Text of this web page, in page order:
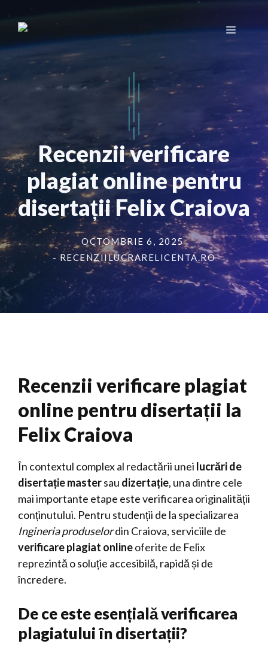
conținut
Meniu
Recenzii verificare
plagiat online pentru
disertații Felix Craiova
OCTOMBRIE 6, 2025
- RECENZIILUCRARELICENTA.RO
Recenzii verificare plagiat
online pentru disertații la
Felix Craiova
În contextul complex al redactării unei lucrări de
disertație mastersau dizertație, una dintre cele
mai importante etape este verificarea originalității
conținutului. Pentru studenții de la specializarea
Ingineria produselordin Craiova, serviciile de
verificare plagiat onlineoferite de Felix
reprezintă o soluție accesibilă, rapidă și de
încredere.
De ce este esențială verificarea
plagiatului în disertații?